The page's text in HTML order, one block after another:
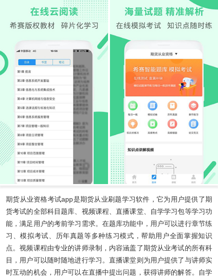
期货从业资格考试app是期货从业刷题学习软件，它为用户提供了期
货考试的全部科目题库、视频课程、直播课堂、自学学习包等学习功
能，满足用户的考前学习需求。在题库功能中，用户可以进行章节练
习、模拟考试、历年真题等多种练习模式，帮助用户全面掌握知识
点。视频课程由专业的讲师录制，内容涵盖了期货从业考试的所有科
目，用户可以随时随地进行学习。直播课堂则为用户提供了与讲师实
时互动的机会，用户可以在直播中提出问题，获得讲师的解答。自学